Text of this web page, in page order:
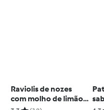
Raviolis de nozes
com molho de limão